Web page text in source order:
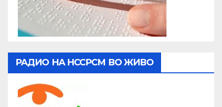
РАДИО НА НССРСМ ВО ЖИВО